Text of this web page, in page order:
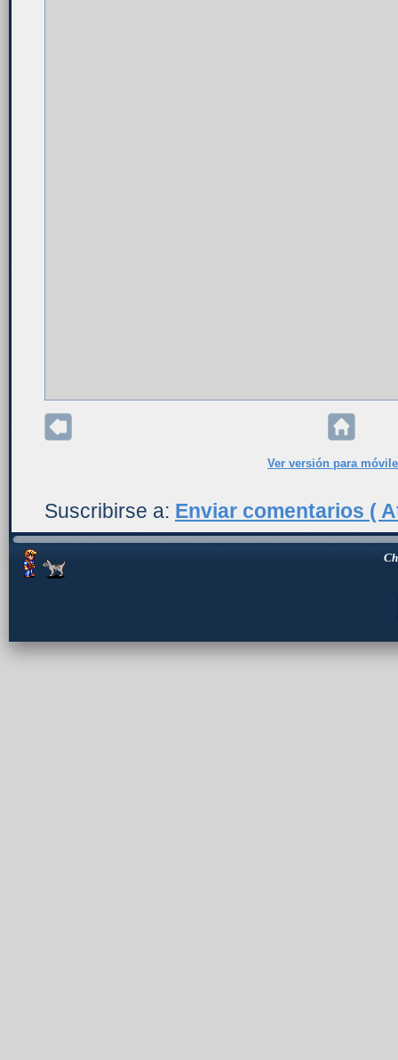
Ver versión para
Suscribirse a: Enviar comentarios (